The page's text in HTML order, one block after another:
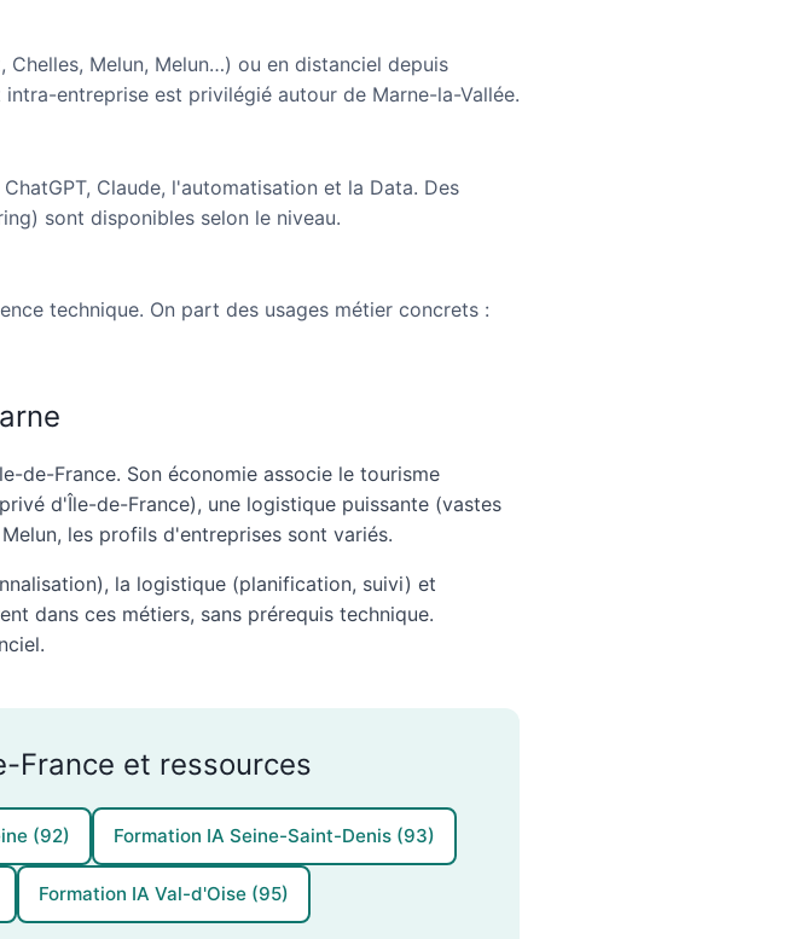
Melun, Melun…) ou en distanciel depuis
entreprise est privilégié autour de Marne-la-Vallée.
Claude, l'automatisation et la Data. Des
sont disponibles selon le niveau.
technique. On part des usages métier concrets :
de-France. Son économie associe le tourisme
d'Île-de-France), une logistique puissante (vastes
les profils d'entreprises sont variés.
la logistique (planification, suivi) et
dans ces métiers, sans prérequis technique.
France et ressources
(92) Formation IA Seine-Saint-Denis (93)
Formation IA Val-d'Oise (95)